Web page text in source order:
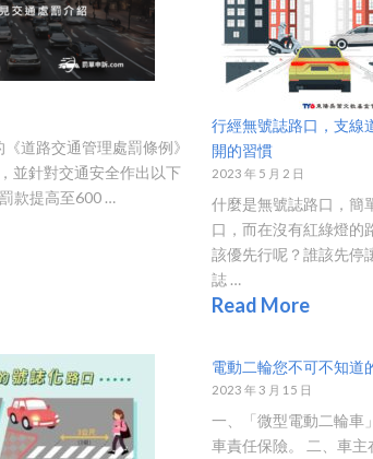
道路交通管理處罰條例》
並針對交通安全作出以下
款提高至600 …
行經無號誌路口，支線
開的習慣
2023 年 5 月 2 日
什麼是無號誌路口，簡
口，而在沒有紅綠燈的
該優先行呢？誰該先停
誌 …
Read More
電動二輪您不可不知道
2023 年 3 月 15 日
一、「微型電動二輪車
車責任保險。 二、車